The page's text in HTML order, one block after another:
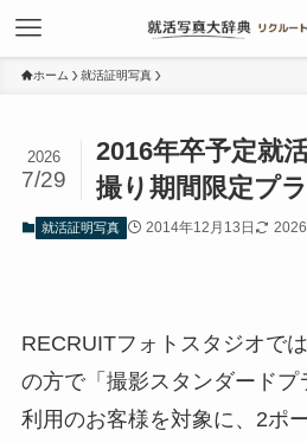
ホーム 就活証明写真
2016年卒予定就
撮り期間限定プ
2026
7/29
就活証明写真 2014年12月13日
RECRUITフォトスタジオで
の方で「撮影スタンダード
利用のお客様を対象に、2ポ